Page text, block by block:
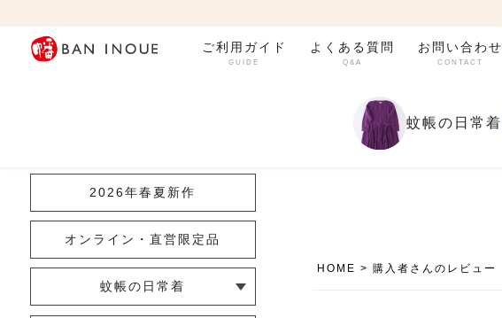
ご利用ガイド
GUIDE
よくある質問
Q&A
お問い合わせ
CONTACT
蚊帳の日常着
HOME 購入者さんのレビュー
2026年春夏新作
オンライン・直営限定品
蚊帳の日常着